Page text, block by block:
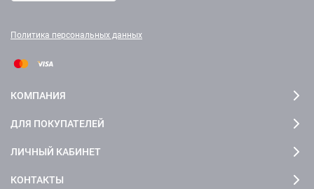
Политика персональных данных
КОМПАНИЯ
ДЛЯ ПОКУПАТЕЛЕЙ
ЛИЧНЫЙ КАБИНЕТ
КОНТАКТЫ